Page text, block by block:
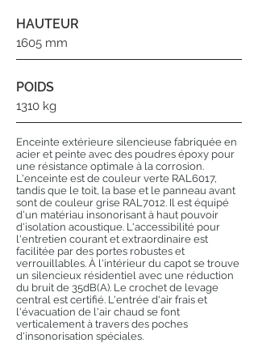
HAUTEUR
1605 mm
POIDS
1310 kg
Enceinte extérieure silencieuse fabriquée en
acier et peinte avec des poudres époxy pour
une résistance optimale à la corrosion.
L'enceinte est de couleur verte RAL6017,
tandis que le toit, la base et le panneau avant
sont de couleur grise RAL7012. Il est équipé
d'un matériau insonorisant à haut pouvoir
d'isolation acoustique. L'accessibilité pour
l'entretien courant et extraordinaire est
facilitée par des portes robustes et
verrouillables. À l'intérieur du capot se trouve
un silencieux résidentiel avec une réduction
du bruit de 35dB(A). Le crochet de levage
central est certifié. L'entrée d'air frais et
l'évacuation de l'air chaud se font
verticalement à travers des poches
d'insonorisation spéciales.